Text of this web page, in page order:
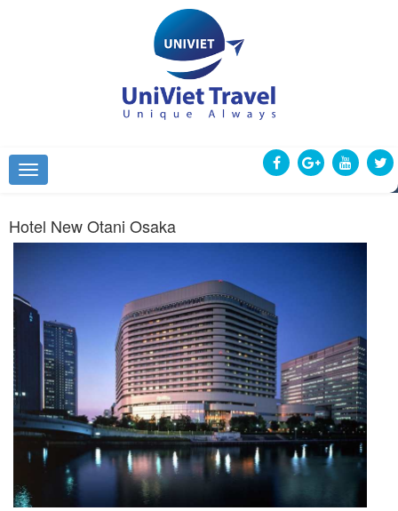
Hotel New Otani Osaka